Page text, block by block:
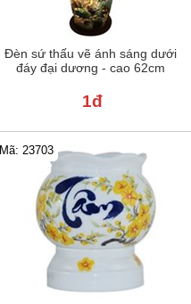
Đèn sứ thấu vẽ ánh sáng dưới
đáy đại dương - cao 62cm
1đ
Mã: 23703